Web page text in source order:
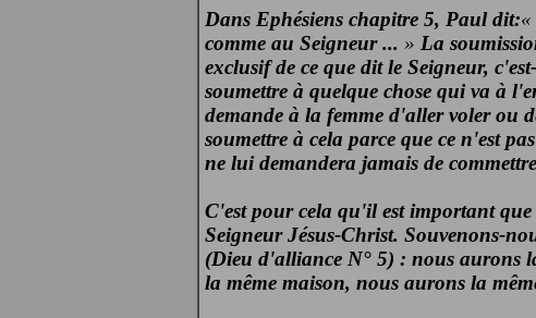
Dans Ephésiens chapitre 5, Paul dit:«
comme au Seigneur ... » La
exclusif de ce que dit le Seigneur,
soumettre à quelque chose qui va à
demande à la femme d'aller voler ou
soumettre à cela parce que ce n'est pas
ne lui demandera jamais de
C'est pour cela qu'il est important
Seigneur Jésus-Christ. Souvenons-
(Dieu d'alliance N° 5) : nous aurons
la même maison, nous aurons la